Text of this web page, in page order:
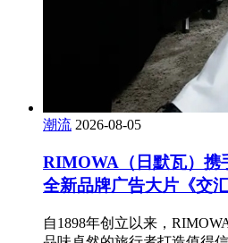
潮流 2026-08-05
RIMOWA（日默瓦）携
全新品牌广告大片《交
自1898年创立以来，